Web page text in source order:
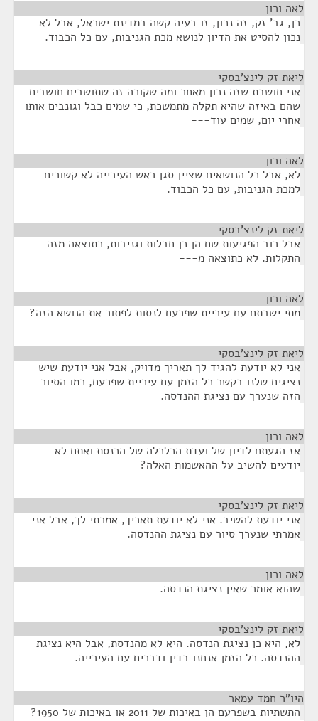
לאה ורון
כן, גב' זק, זה נכון, זו בעיה קשה במדינת ישראל, אבל לא
נכון להסיט את הדיון לנושא מכת הגניבות, עם כל הכבוד.
ליאת זק לינצ'בסקי
אני חושבת שזה נכון מאחר ומה שקורה זה שתושבים חושבים
שהם באיזה שהיא תקלה מתמשכת, כי שמים כבל וגונבים אותו
אחרי יום, שמים עוד---
לאה ורון
לא, אבל כל הנושאים שציין סגן ראש העירייה לא קשורים
למכת הגניבות, עם כל הכבוד.
ליאת זק לינצ'בסקי
אבל רוב הפגיעות שם הן כן חבלות וגניבות, כתוצאה מזה
התקלות. לא כתוצאה מ---
לאה ורון
מתי ישבתם עם עיריית שפרעם לנסות לפתור את הנושא הזה?
ליאת זק לינצ'בסקי
אני לא יודעת להגיד לך תאריך מדויק, אבל אני יודעת שיש
נציגים שלנו בקשר כל הזמן עם עיריית שפרעם, כמו הסיור
הזה שנערך עם נציגת ההנדסה.
לאה ורון
אז הגעתם לדיון של ועדת הכלכלה של הכנסת ואתם לא
יודעים להשיב על ההאשמות האלה?
ליאת זק לינצ'בסקי
אני יודעת להשיב. אני לא יודעת תאריך, אמרתי לך, אבל אני
אמרתי שנערך סיור עם נציגת ההנדסה.
לאה ורון
שהוא אומר שאין נציגת הנדסה.
ליאת זק לינצ'בסקי
לא, היא כן נציגת הנדסה. היא לא מהנדסת, אבל היא נציגת
ההנדסה. כל הזמן אנחנו בדין ודברים עם העירייה.
היו"ר חמד עמאר
התשתיות בשפרעם הן באיכות של 2011 או באיכות של 1950?